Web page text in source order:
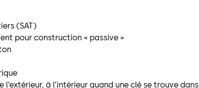
(SAT)
pour construction « passive »
à l’intérieur quand une clé se trouve dans